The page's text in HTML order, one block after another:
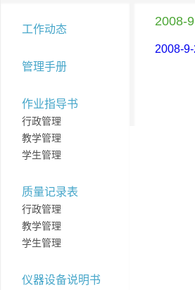
工作动态
管理手册
作业指导书
行政管理
教学管理
学生管理
质量记录表
行政管理
教学管理
学生管理
仪器设备说明书
2008-
2008-